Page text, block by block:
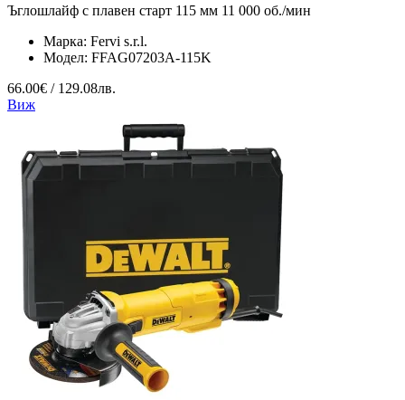
Ъглошлайф с плавен старт 115 мм 11 000 об./мин
Марка: Fervi s.r.l.
Модел: FFAG07203A-115K
66.00€ / 129.08лв.
Виж